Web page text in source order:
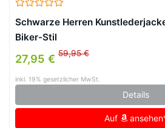
Schwarze Herren
Biker-Stil
27,95 € 59,95 €
inkl. 19% gesetzlicher MwSt.
Details
Auf